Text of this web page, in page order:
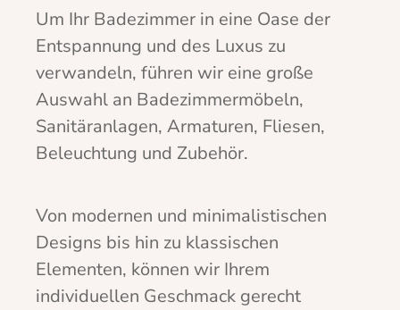
Um Ihr Badezimmer in eine Oase der
Entspannung und des Luxus zu
verwandeln, führen wir eine große
Auswahl an Badezimmermöbeln,
Sanitäranlagen, Armaturen, Fliesen,
Beleuchtung und Zubehör.
Von modernen und minimalistischen
Designs bis hin zu klassischen
Elementen, können wir Ihrem
individuellen Geschmack gerecht